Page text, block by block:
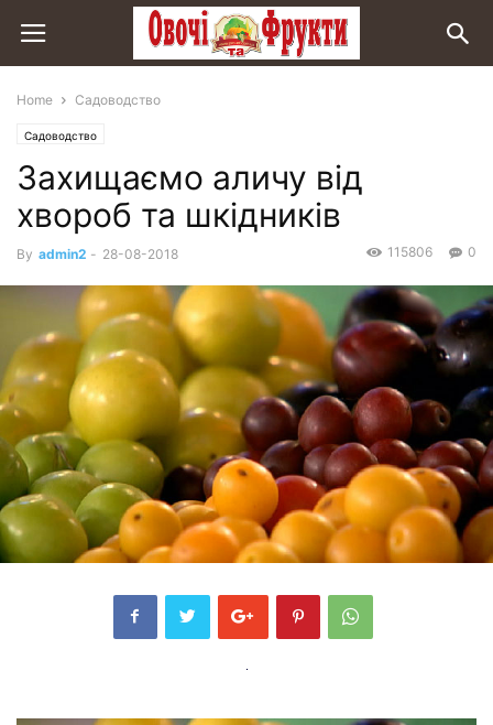
Home Садоводство
Садоводство
Захищаємо аличу від
хвороб та шкідників
By admin2 - 28-08-2018 0
115806